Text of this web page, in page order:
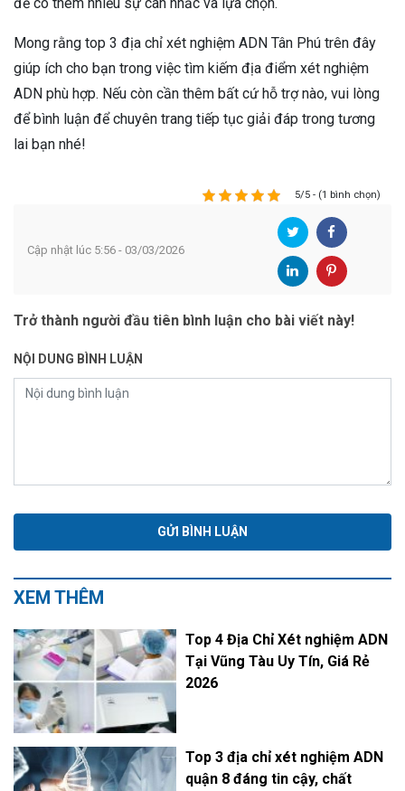
Mong rằng top 3 địa chỉ xét nghiệm ADN Tân Phú trên đây
giúp ích cho bạn trong việc tìm kiếm địa điểm xét nghiệm
ADN phù hợp. Nếu còn cần thêm bất cứ hỗ trợ nào, vui lòng
để bình luận để chuyên trang tiếp tục giải đáp trong tương
lai bạn nhé!
5/5 - (1 bình chọn)
Cập nhật lúc 5:56 - 03/03/2026
Trở thành người đầu tiên bình luận cho bài viết này!
NỘI DUNG BÌNH LUẬN
XEM THÊM
Top 4 Địa Chỉ Xét nghiệm ADN
Tại Vũng Tàu Uy Tín, Giá Rẻ
2026
Top 3 địa chỉ xét nghiệm ADN
quận 8 đáng tin cậy, chất